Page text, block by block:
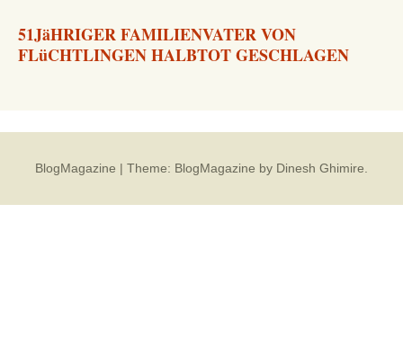
51JäHRIGER FAMILIENVATER VON
FLüCHTLINGEN HALBTOT GESCHLAGEN
BlogMagazine | Theme: BlogMagazine by Dinesh Ghimire